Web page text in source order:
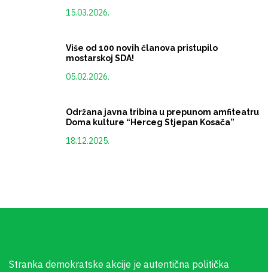
15.03.2026.
Više od 100 novih članova pristupilo
mostarskoj SDA!
05.02.2026.
Održana javna tribina u prepunom amfiteatru
Doma kulture “Herceg Stjepan Kosača”
18.12.2025.
Stranka demokratske akcije je autentična politička